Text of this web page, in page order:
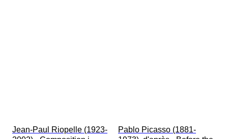
Jean-Paul Riopelle (1923-
Pablo Picasso (1881-